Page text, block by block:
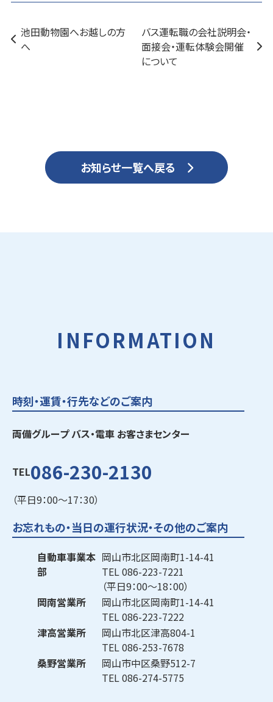
池田動物園へお越しの方
へ
バス運転職の会社説明会・
面接会・運転体験会開催
について
お知らせ一覧へ戻る
INFORMATION
時刻・運賃・行先などのご案内
両備グループ バス・電車 お客さまセンター
TEL086-230-2130
（平日9：00～17：30）
お忘れもの・当日の運行状況・その他のご案内
自動車事業本
部
岡山市北区岡南町1-14-41
TEL086-223-7221
（平日9：00～18：00）
岡南営業所
岡山市北区岡南町1-14-41
TEL086-223-7222
津高営業所
岡山市北区津高804-1
TEL086-253-7678
桑野営業所
岡山市中区桑野512-7
TEL086-274-5775